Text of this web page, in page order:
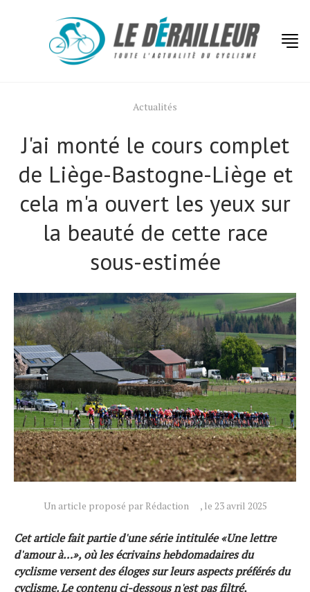
Actualités
J'ai monté le cours complet
de Liège-Bastogne-Liège et
cela m'a ouvert les yeux sur
la beauté de cette race
sous-estimée
Un article proposé par Rédaction , le 23 avril 2025
Cet article fait partie d'une série intitulée «Une lettre
d'amour à…», où les écrivains hebdomadaires du
cyclisme versent des éloges sur leurs aspects préférés du
cyclisme. Le contenu ci-dessous n'est pas filtré,
Technologies
Tests de produits
Conseils